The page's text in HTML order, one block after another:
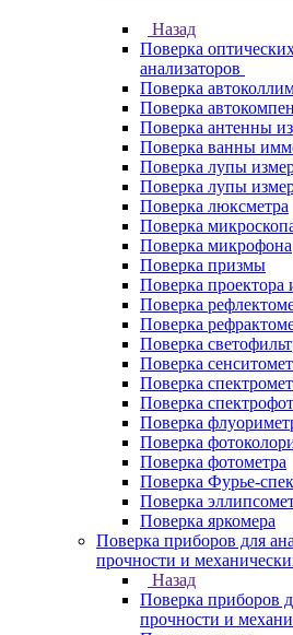
Назад
Поверка
анализаторов
Поверка
Поверка
Поверка антенны
Поверка ванны
Поверка лупы
Поверка лупы
Поверка люксметра
Поверка
Поверка микрофона
Поверка призмы
Поверка проектора
Поверка
Поверка
Поверка
Поверка
Поверка
Поверка
Поверка
Поверка
Поверка фотометра
Поверка Фурье-
Поверка
Поверка яркомера
Поверка приборов для
прочности и
Назад
Поверка приборов
прочности и